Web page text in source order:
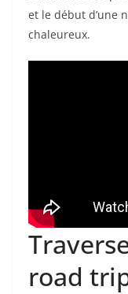
et le début d’une
chaleureux.
road